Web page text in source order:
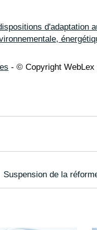
d'adaptation
- © Copyright WebLex